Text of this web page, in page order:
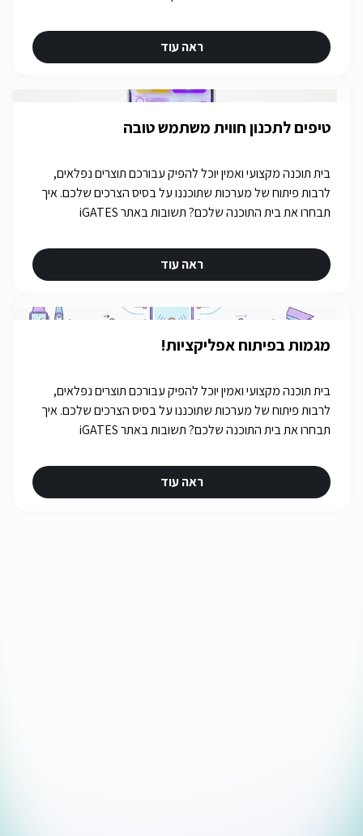
ראה עוד
טיפים לתכנון חווית משתמש טובה
בית תוכנה מקצועי ואמין יוכל להפיק עבורכם תוצרים נפלאים,
לרבות פיתוח של מערכות שתוכננו על בסיס הצרכים שלכם. איך
תבחרו את בית התוכנה שלכם? תשובות באתר iGATES
ראה עוד
מגמות בפיתוח אפליקציות!
בית תוכנה מקצועי ואמין יוכל להפיק עבורכם תוצרים נפלאים,
לרבות פיתוח של מערכות שתוכננו על בסיס הצרכים שלכם. איך
תבחרו את בית התוכנה שלכם? תשובות באתר iGATES
ראה עוד